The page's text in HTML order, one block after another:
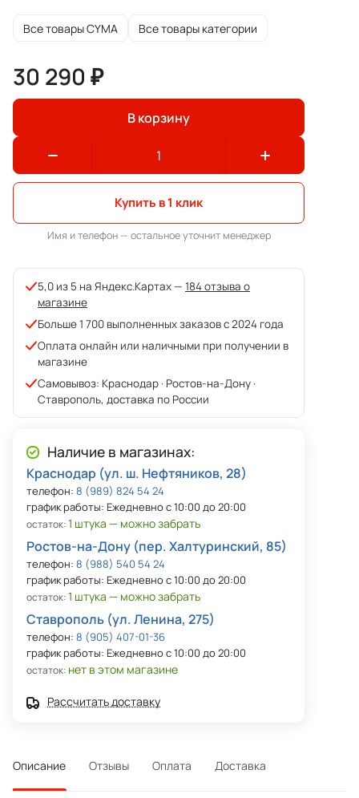
Все товары CYMA Все товары категории
30 290 ₽
В корзину
Купить в 1 клик
Имя и телефон — остальное уточнит менеджер
5,0 из 5 на Яндекс.Картах — 184 отзыва о
магазине
Больше 1 700 выполненных заказов с 2024 года
Оплата онлайн или наличными при получении в
магазине
Самовывоз: Краснодар · Ростов-на-Дону ·
Ставрополь, доставка по России
Наличие в магазинах:
Краснодар (ул. ш. Нефтяников, 28)
телефон: 8 (989) 824 54 24
график работы: Ежедневно с 10:00 до 20:00
остаток:1 штука — можно забрать
Ростов-на-Дону (пер. Халтуринский, 85)
телефон: 8 (988) 540 54 24
график работы: Ежедневно с 10:00 до 20:00
остаток:1 штука — можно забрать
Ставрополь (ул. Ленина, 275)
телефон: 8 (905) 407-01-36
график работы: Ежедневно с 10:00 до 20:00
остаток: нет в этом магазине
Рассчитать доставку
Описание Отзывы Оплата Доставка